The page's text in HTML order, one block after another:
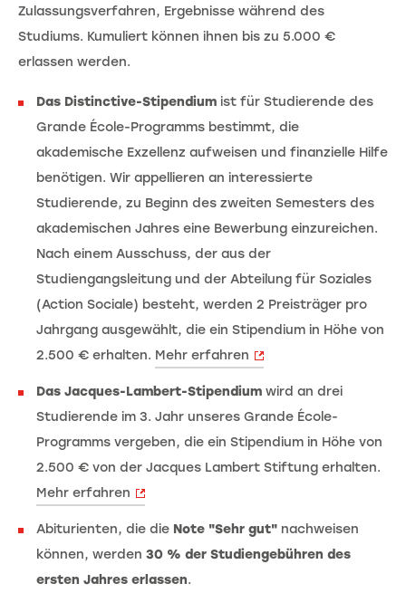
Zulassungsverfahren, Ergebnisse während des
Studiums. Kumuliert können ihnen bis zu 5.000 €
erlassen werden.
Das Distinctive-Stipendium ist für Studierende des
Grande École-Programms bestimmt, die
akademische Exzellenz aufweisen und finanzielle Hilfe
benötigen. Wir appellieren an interessierte
Studierende, zu Beginn des zweiten Semesters des
akademischen Jahres eine Bewerbung einzureichen.
Nach einem Ausschuss, der aus der
Studiengangsleitung und der Abteilung für Soziales
(Action Sociale) besteht, werden 2 Preisträger pro
Jahrgang ausgewählt, die ein Stipendium in Höhe von
2.500 € erhalten. Mehr erfahren
Das Jacques-Lambert-Stipendium wird an drei
Studierende im 3. Jahr unseres Grande École-
Programms vergeben, die ein Stipendium in Höhe von
2.500 € von der Jacques Lambert Stiftung erhalten.
Mehr erfahren
Abiturienten, die die Note "Sehr gut" nachweisen
können, werden 30 % der Studiengebühren des
ersten Jahres erlassen.